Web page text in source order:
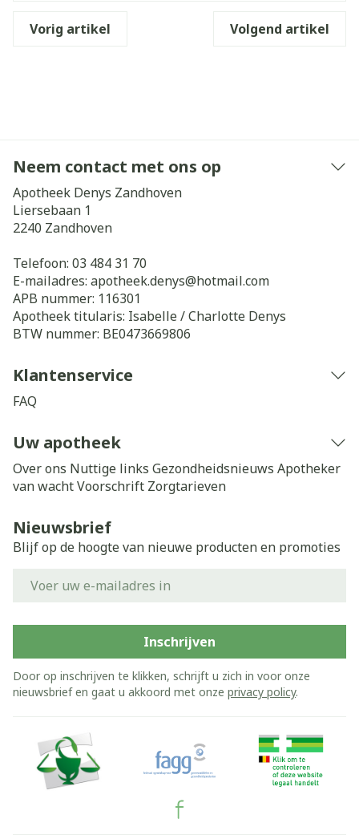
Vorig artikel Volgend artikel
Neem contact met ons op
Apotheek Denys Zandhoven
Liersebaan 1
2240 Zandhoven
Telefoon: 03 484 31 70
E-mailadres: apotheek.denys@hotmail.com
APB nummer: 116301
Apotheek titularis: Isabelle / Charlotte Denys
BTW nummer: BE0473669806
Klantenservice
FAQ
Uw apotheek
Over ons Nuttige links Gezondheidsnieuws Apotheker
van wachtVoorschrift Zorgtarieven
Nieuwsbrief
Blijf op de hoogte van nieuwe producten en promoties
Inschrijven
Door op inschrijven te klikken, schrijft u zich in voor onze
nieuwsbrief en gaat u akkoord met onze privacy policy.